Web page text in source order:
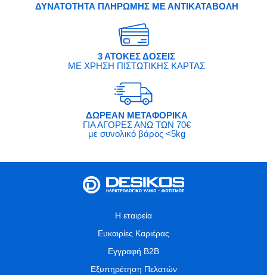
ΔΥΝΑΤΟΤΗΤΑ ΠΛΗΡΩΜΗΣ ΜΕ ΑΝΤΙΚΑΤΑΒΟΛΗ
3 ΑΤΟΚΕΣ ΔΟΣΕΙΣ
ΜΕ ΧΡΗΣΗ ΠΙΣΤΩΤΙΚΗΣ ΚΑΡΤΑΣ
ΔΩΡΕΑΝ ΜΕΤΑΦΟΡΙΚΑ
ΓΙΑ ΑΓΟΡΕΣ ΑΝΩ ΤΩΝ 70€
με συνολικό βάρος <5kg
Η εταιρεία
Ευκαιρίες Καριέρας
Εγγραφή B2B
Εξυπηρέτηση Πελατών